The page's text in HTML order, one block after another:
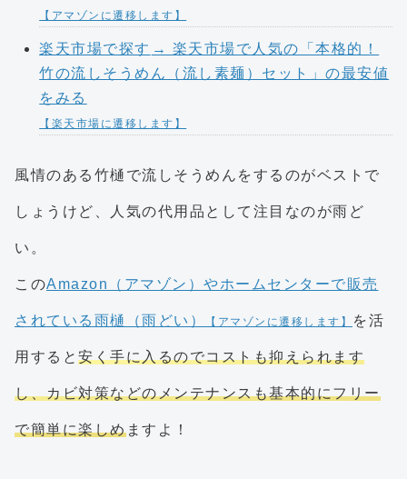
【アマゾンに遷移します】
楽天市場で探す → 楽天市場で人気の「本格的！
竹の流しそうめん（流し素麺）セット」の最安値
をみる
【楽天市場に遷移します】
風情のある竹樋で流しそうめんをするのがベストで
しょうけど、人気の代用品として注目なのが雨ど
い。
このAmazon（アマゾン）やホームセンターで販売
されている雨樋（雨どい） 【アマゾンに遷移します】 を活
用すると 安く手に入るのでコストも抑えられます
し、カビ対策などのメンテナンスも基本的にフリー
で簡単に楽しめますよ！